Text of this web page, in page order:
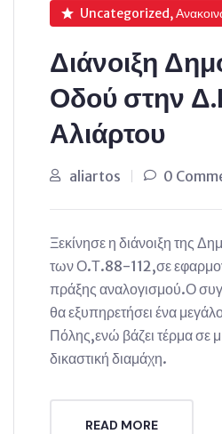
Uncategorized,
Διάνοιξη
Οδού στην
Αλιάρτου
aliartos 0
Ξεκίνησε η διάνοιξη της
των Ο.Τ.88-112,σε
πράξης αναλογισμού.Ο
θα εξυπηρετήσει ένα
Πόλης,ενώ βάζει τέρμα σε
δικαστική διαμάχη.
READ MORE